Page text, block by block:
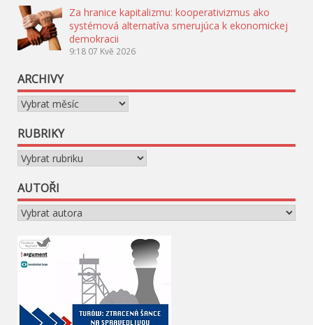
Za hranice kapitalizmu: kooperativizmus ako
systémová alternatíva smerujúca k ekonomickej
demokracii
9:18 07 Kvě 2026
ARCHIVY
Archivy
RUBRIKY
Rubriky
AUTOŘI